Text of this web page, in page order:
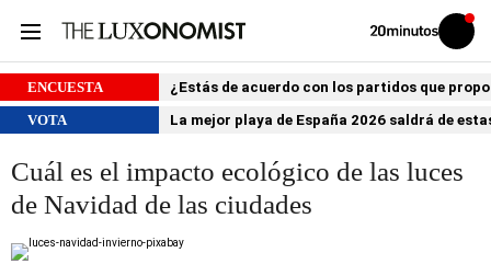
Volver
Iniciar
sesión
ENCUESTA
¿Estás de acuerdo con los partidos que
VOTA
La mejor playa de España 2026 saldrá de
Cuál es el impacto ecológico de las luces
de Navidad de las ciudades